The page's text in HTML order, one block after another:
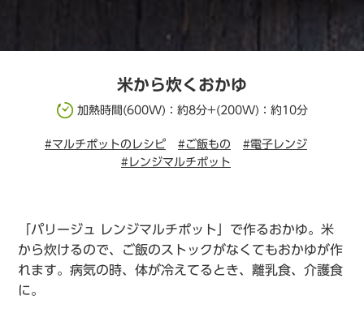
米から炊くおかゆ
加熱時間(600W)：約8分+(200W)：約10分
#マルチポットのレシピ #ご飯もの
#電子レンジ
#レンジマルチポット
「パリージュ レンジマルチポット」で作るおかゆ。米
から炊けるので、ご飯のストックがなくてもおかゆが作
れます。病気の時、体が冷えてるとき、離乳食、介護食
に。